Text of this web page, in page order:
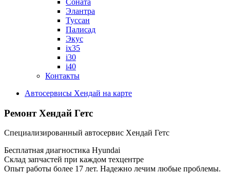
Соната
Элантра
Туссан
Палисад
Экус
ix35
i30
i40
Контакты
Автосервисы Хендай на карте
Ремонт Хендай Гетс
Специализированный автосервис Хендай Гетс
Бесплатная диагностика Hyundai
Склад запчастей при каждом техцентре
Опыт работы более 17 лет. Надежно лечим любые проблемы.